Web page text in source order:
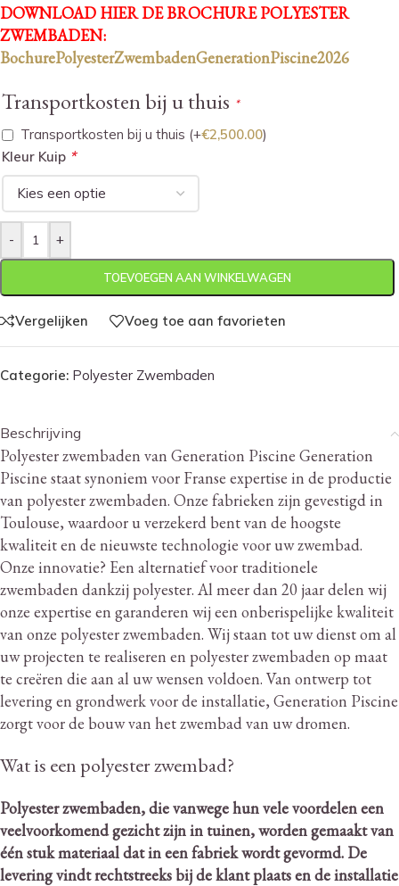
DOWNLOAD HIER DE BROCHURE POLYESTER
ZWEMBADEN:
BochurePolyesterZwembadenGenerationPiscine2026
Transportkosten bij u thuis *
Transportkosten bij u thuis (+€2,500.00)
Kleur Kuip *
- +
TOEVOEGEN AAN WINKELWAGEN
Vergelijken Voeg toe aan favorieten
Categorie: Polyester Zwembaden
Beschrijving
Polyester zwembaden van Generation Piscine Generation
Piscine staat synoniem voor Franse expertise in de productie
van polyester zwembaden. Onze fabrieken zijn gevestigd in
Toulouse, waardoor u verzekerd bent van de hoogste
kwaliteit en de nieuwste technologie voor uw zwembad.
Onze innovatie? Een alternatief voor traditionele
zwembaden dankzij polyester. Al meer dan 20 jaar delen wij
onze expertise en garanderen wij een onberispelijke kwaliteit
van onze polyester zwembaden. Wij staan ​​tot uw dienst om al
uw projecten te realiseren en polyester zwembaden op maat
te creëren die aan al uw wensen voldoen. Van ontwerp tot
levering en grondwerk voor de installatie, Generation Piscine
zorgt voor de bouw van het zwembad van uw dromen.
Wat is een polyester zwembad?
Polyester zwembaden, die vanwege hun vele voordelen een
veelvoorkomend gezicht zijn in tuinen, worden gemaakt van
één stuk materiaal dat in een fabriek wordt gevormd. De
levering vindt rechtstreeks bij de klant plaats en de installatie